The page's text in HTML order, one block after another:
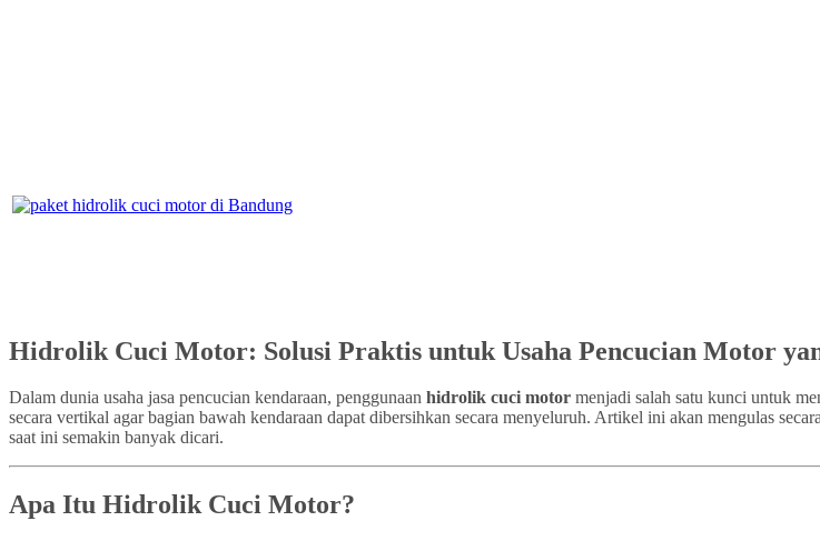
Hidrolik Cuci Motor: Solusi Praktis untuk Usaha Pencucian Motor
Dalam dunia usaha jasa pencucian kendaraan, penggunaan hidrolik cuci motor menjadi salah satu kunci untuk
secara vertikal agar bagian bawah kendaraan dapat dibersihkan secara menyeluruh. Artikel ini akan mengulas
saat ini semakin banyak dicari.
Apa Itu Hidrolik Cuci Motor?